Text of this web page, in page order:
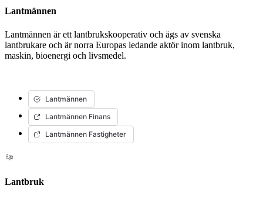
Lantmännen
Lantmännen är ett lantbrukskooperativ och ägs av svenska
lantbrukare och är norra Europas ledande aktör inom lantbruk,
maskin, bioenergi och livsmedel.
Lantmännen
Lantmännen Finans
Lantmännen Fastigheter
Lantbruk